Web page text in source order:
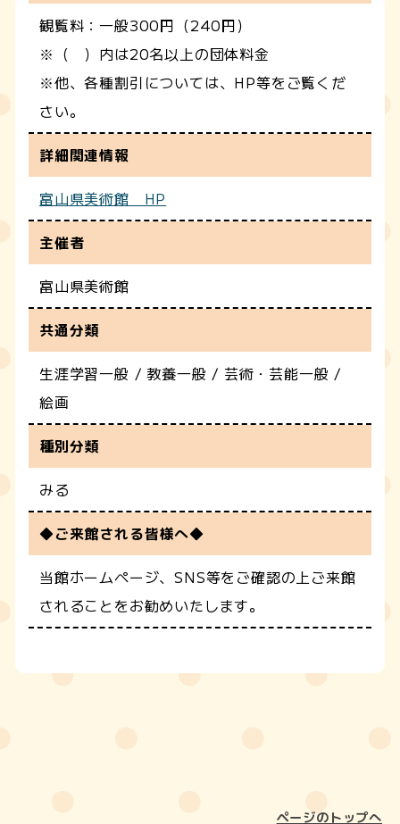
観覧料：一般300円（240円）
※（ ）内は20名以上の団体料金
※他、各種割引については、HP等をご覧くだ
さい。
詳細関連情報
富山県美術館 HP
主催者
富山県美術館
共通分類
生涯学習一般 / 教養一般 / 芸術・芸能一般 /
絵画
種別分類
みる
◆ご来館される皆様へ◆
当館ホームページ、SNS等をご確認の上ご来館
されることをお勧めいたします。
ページのトップへ